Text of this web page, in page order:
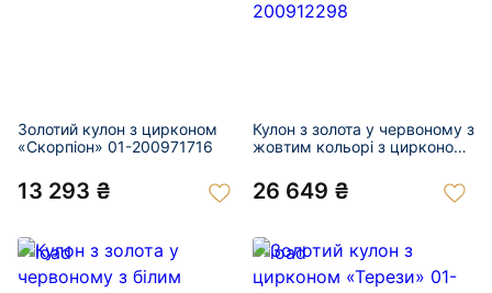
Золотий кулон з цирконом
«Скорпіон» 01-200971716
13 293 ₴
Кулон з золота у червоному з
жовтим кольорі з цирконом
26 649 ₴